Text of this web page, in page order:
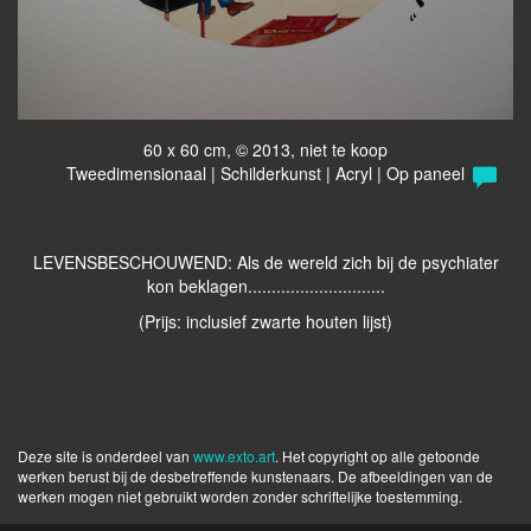
60 x 60 cm, © 2013, niet te koop
Tweedimensionaal | Schilderkunst | Acryl | Op paneel
LEVENSBESCHOUWEND: Als de wereld zich bij de psychiater
kon beklagen.............................
(Prijs: inclusief zwarte houten lijst)
Deze site is onderdeel van www.exto.art. Het copyright op alle getoonde
werken berust bij de desbetreffende kunstenaars. De afbeeldingen van de
werken mogen niet gebruikt worden zonder schriftelijke toestemming.